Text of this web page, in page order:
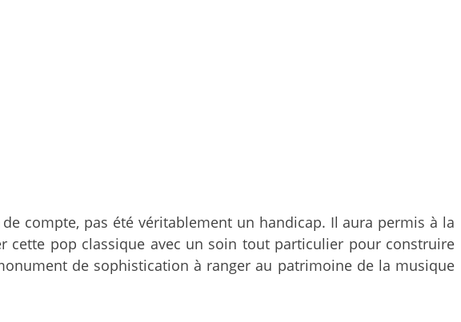
compte, pas été véritablement un handicap. Il aura permis à la
cette pop classique avec un soin tout particulier pour construire
de sophistication à ranger au patrimoine de la musique